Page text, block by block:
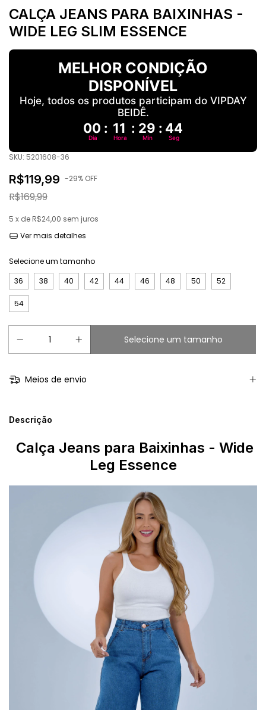
CALÇA JEANS PARA BAIXINHAS -
WIDE LEG SLIM ESSENCE
MELHOR CONDIÇÃO
DISPONÍVEL
Hoje, todos os produtos participam do VIPDAY
BEIDÊ.
00 : 11 : 29 : 43
Dia Hora Min Seg
SKU: 5201608-36
R$119,99 -29% OFF
R$169,99
5 x de R$24,00 sem juros
Ver mais detalhes
Selecione um tamanho
36
38 40 42 44 46 48 50 52
54
Meios de envio
Descrição
Calça Jeans para Baixinhas - Wide
Leg Essence